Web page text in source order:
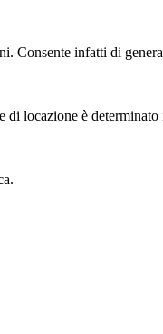
Consente infatti di
locazione è